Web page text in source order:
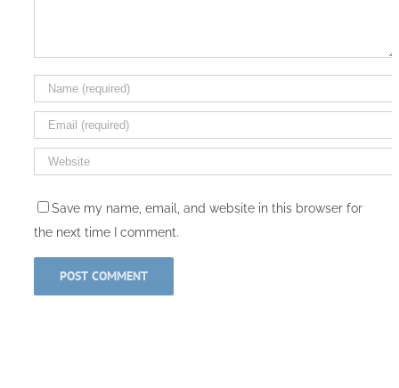
Save my name, email, and website in this browser for
the next time I comment.